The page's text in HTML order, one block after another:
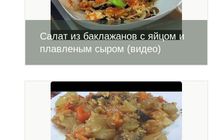
Салат из баклажанов с яйцом и
плавленым сыром (видео)